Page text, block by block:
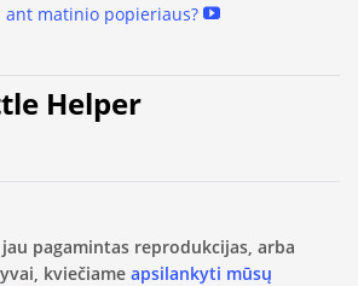
ant matinio popieriaus?
Helper
pagamintas reprodukcijas, arba
kviečiame apsilankyti mūsų